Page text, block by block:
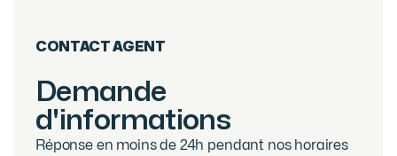
CONTACT AGENT
Demande
d'informations
Réponse en moins de 24h pendant nos horaires